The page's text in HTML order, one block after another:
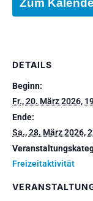
DETAILS
Beginn:
Fr., 20. März 2026,
Ende:
Sa., 28. März 2026,
Freizeitaktivität